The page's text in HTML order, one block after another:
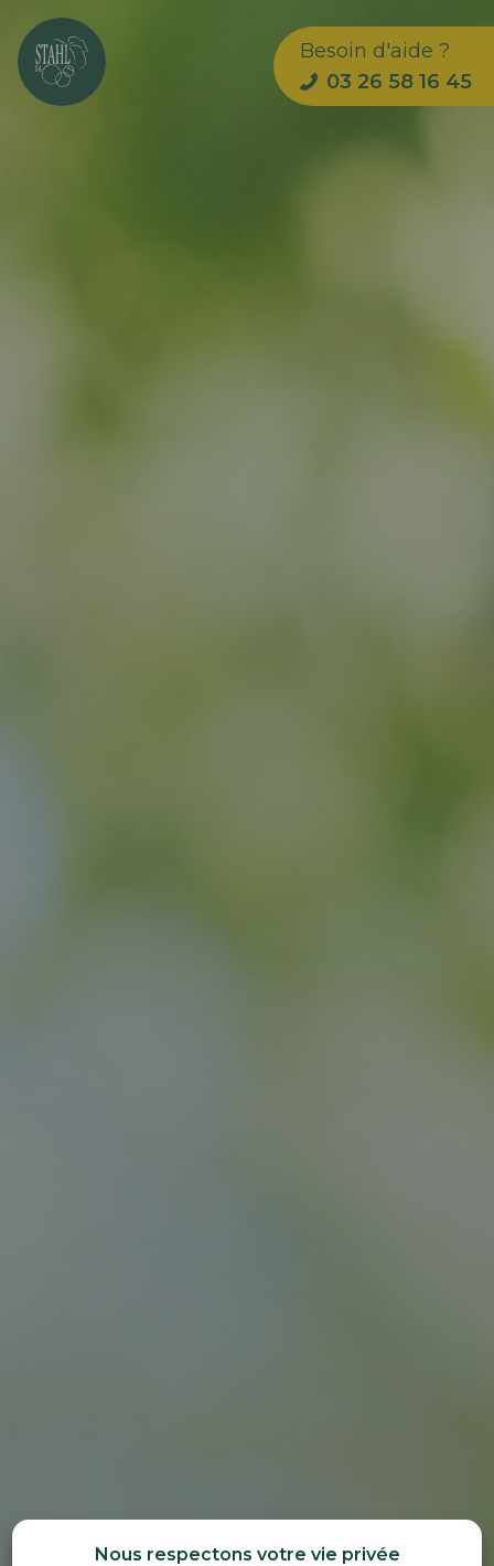
Besoin d'aide ?
03 26 58 16 45
Nous respectons votre vie privée